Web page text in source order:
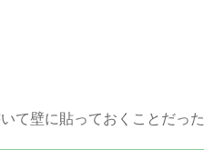
て壁に貼っておくことだった